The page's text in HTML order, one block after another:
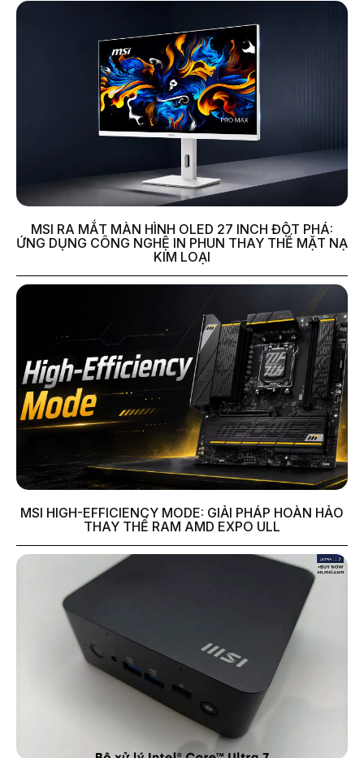
MSI RA MẮT MÀN HÌNH OLED 27 INCH ĐỘT PHÁ:
ỨNG DỤNG CÔNG NGHỆ IN PHUN THAY THẾ MẶT NẠ
KIM LOẠI
MSI HIGH-EFFICIENCY MODE: GIẢI PHÁP HOÀN HẢO
THAY THẾ RAM AMD EXPO ULL